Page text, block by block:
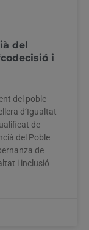
del
i
del poble
d’Igualtat
de
del Poble
de
i inclusió